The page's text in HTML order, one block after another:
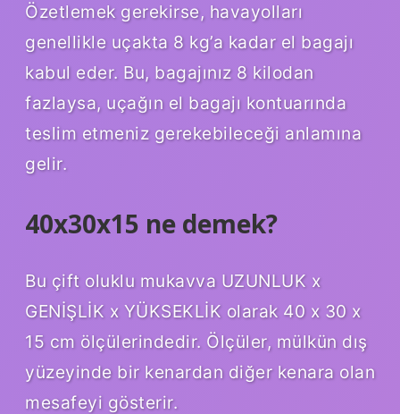
Özetlemek gerekirse, havayolları
genellikle uçakta 8 kg’a kadar el bagajı
kabul eder. Bu, bagajınız 8 kilodan
fazlaysa, uçağın el bagajı kontuarında
teslim etmeniz gerekebileceği anlamına
gelir.
40x30x15 ne demek?
Bu çift oluklu mukavva UZUNLUK x
GENİŞLİK x YÜKSEKLİK olarak 40 x 30 x
15 cm ölçülerindedir. Ölçüler, mülkün dış
yüzeyinde bir kenardan diğer kenara olan
mesafeyi gösterir.